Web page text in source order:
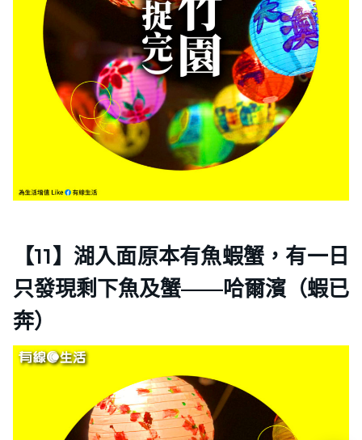
【11】湖入面原本有魚蝦蟹，有一日
只發現剩下魚及蟹——哈爾濱（蝦已
奔）